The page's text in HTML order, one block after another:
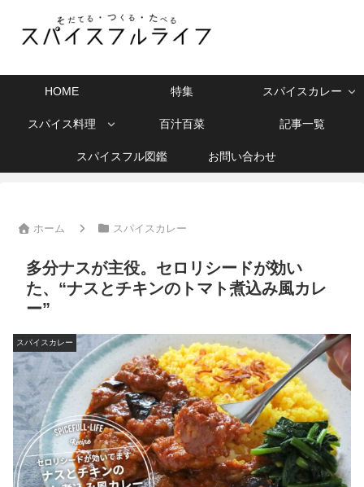
HOME 特集 スパイスカレー
スパイス料理 百汁百菜 記事一覧
スパイスフル図鑑 お問い合わせ
ホーム スパイスカレー
多分ナスが主役。セロリシードが効い
た、“ナスとチキンのトマト煮込み風カレ
ー”
スパイスカレー